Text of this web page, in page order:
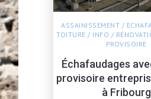
ASSAINISSEMENT /
TOITURE / INFO /
PROVISOIRE
Échafaudages
provisoire
à Fribourg